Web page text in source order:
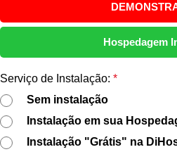
Hospedagem
Serviço de Instalação: *
Sem instalação
Instalação em sua
Instalação "Grátis" na